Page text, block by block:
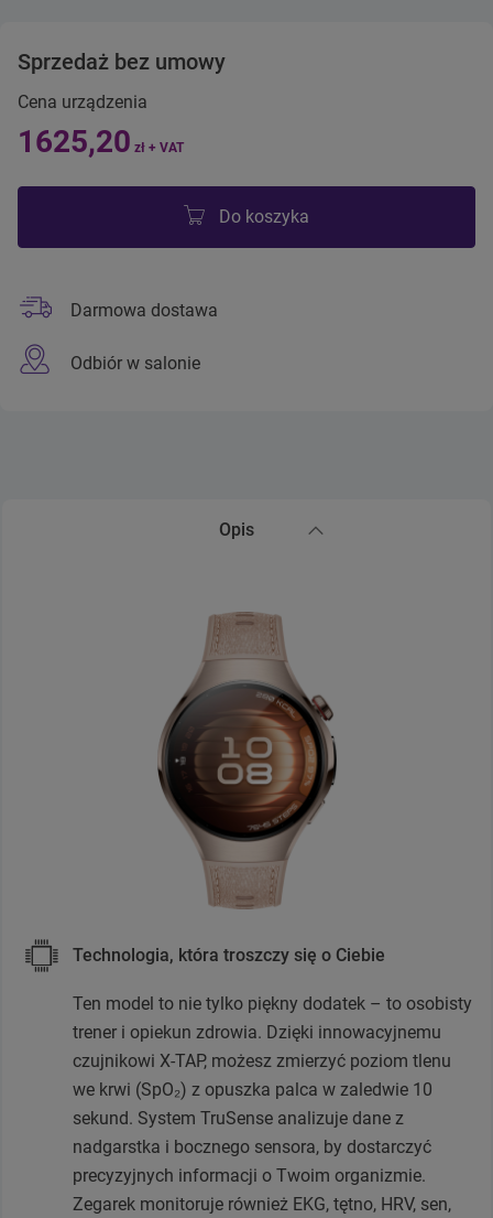
Sprzedaż bez umowy
Cena urządzenia
1625,20 zł + VAT
Do koszyka
Darmowa dostawa
Odbiór w salonie
Opis
Zwiń sekcję Opis
Technologia, która troszczy się o Ciebie
Ten model to nie tylko piękny dodatek – to osobisty
trener i opiekun zdrowia. Dzięki innowacyjnemu
czujnikowi X-TAP, możesz zmierzyć poziom tlenu
we krwi (SpO₂) z opuszka palca w zaledwie 10
sekund. System TruSense analizuje dane z
nadgarstka i bocznego sensora, by dostarczyć
precyzyjnych informacji o Twoim organizmie.
Zegarek monitoruje również EKG, tętno, HRV, sen,